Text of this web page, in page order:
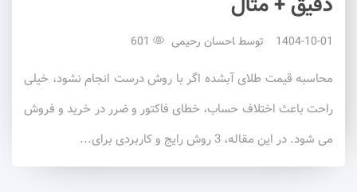
1404-10-01 توسط احسان رحیمی
محاسبه قیمت طلای آبشده اگر با روش درست انجام نشود، خیلی
راحت باعث اختلاف حساب، خطای فاکتور و ضرر در خرید و فروش
می شود. در این مقاله، 3 روش رایج و کاربردی برای...